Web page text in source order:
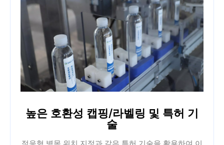
높은 호환성 캡핑/라벨링 및 특허 기
술